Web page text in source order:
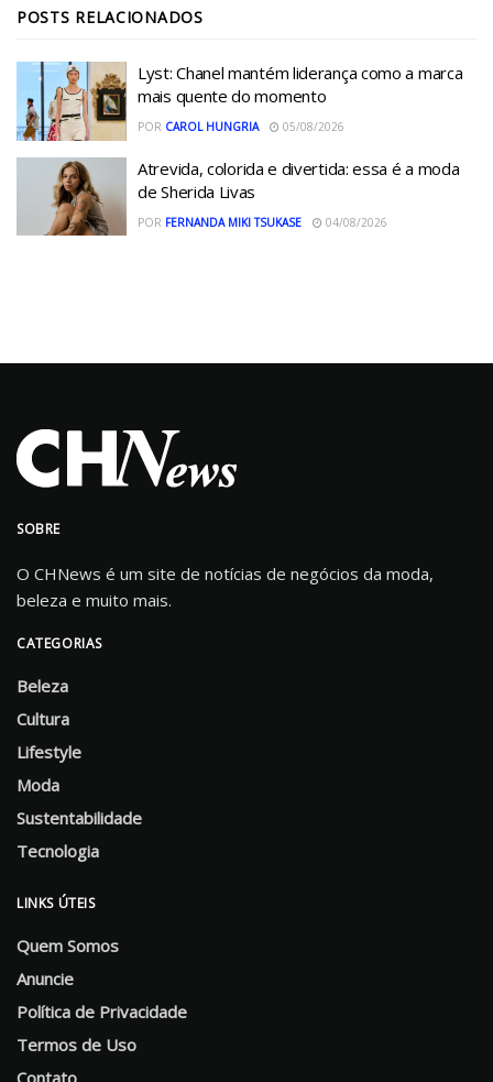
POSTS RELACIONADOS
Lyst: Chanel mantém liderança como a marca
mais quente do momento
POR CAROL HUNGRIA 05/08/2026
Atrevida, colorida e divertida: essa é a moda
de Sherida Livas
POR FERNANDA MIKI TSUKASE 04/08/2026
SOBRE
O CHNews é um site de notícias de negócios da moda,
beleza e muito mais.
CATEGORIAS
Beleza
Cultura
Lifestyle
Moda
Sustentabilidade
Tecnologia
LINKS ÚTEIS
Quem Somos
Anuncie
Política de Privacidade
Termos de Uso